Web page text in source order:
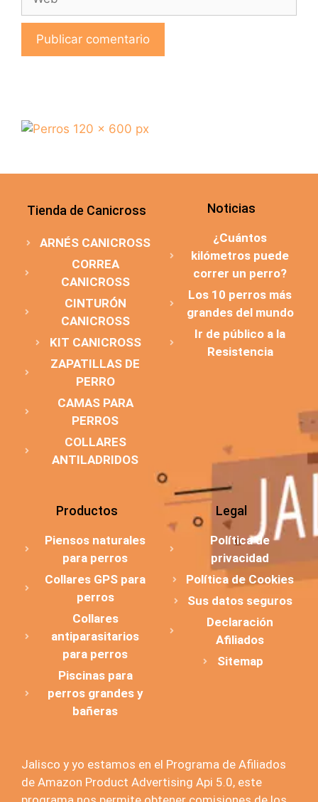
Tienda de Canicross
ARNÉS CANICROSS
CORREA
CANICROSS
CINTURÓN
CANICROSS
KIT CANICROSS
ZAPATILLAS DE
PERRO
CAMAS PARA
PERROS
COLLARES
ANTILADRIDOS
Noticias
¿Cuántos
kilómetros puede
correr un perro?
Los 10 perros más
grandes del mundo
Ir de público a la
Resistencia
Productos
Piensos naturales
para perros
Collares GPS para
perros
Collares
antiparasitarios
para perros
Piscinas para
perros grandes y
bañeras
Legal
Política de
privacidad
Política de Cookies
Sus datos seguros
Declaración
Afiliados
Sitemap
Jalisco y yo estamos en el Programa de Afiliados
de Amazon Product Advertising Api 5.0, este